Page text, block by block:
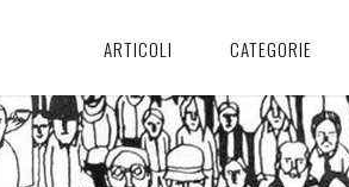
ARTICOLI CATEGORIE